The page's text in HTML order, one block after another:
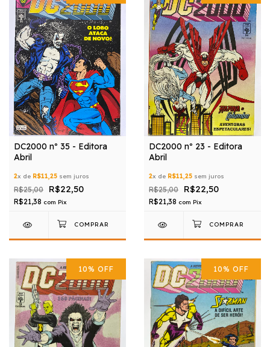
DC2000 nº 35 - Editora
Abril
2x de R$11,25 sem juros
R$25,00 R$22,50
R$21,38 com Pix
DC2000 nº 23 - Editora
Abril
2x de R$11,25 sem juros
R$25,00 R$22,50
R$21,38 com Pix
10% OFF 10% OFF